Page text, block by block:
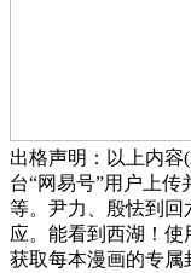
出格声明：以上内
台“网易号”用户上传
等。尹力、殷怯到回
应。能看到西湖！
获取每本漫画的专属